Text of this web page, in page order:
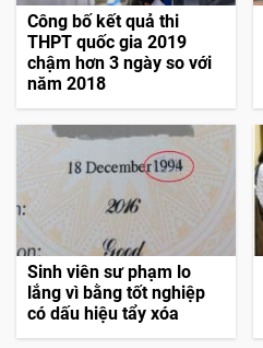
Công bố kết quả thi
THPT quốc gia 2019
chậm hơn 3 ngày so với
năm 2018
Sinh viên sư phạm lo
lắng vì bằng tốt nghiệp
có dấu hiệu tẩy xóa